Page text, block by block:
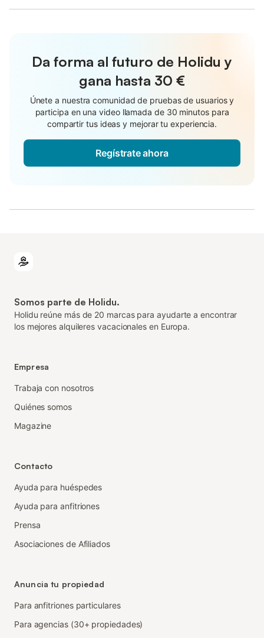
Da forma al futuro de Holidu y
gana hasta 30 €
Únete a nuestra comunidad de pruebas de usuarios y
participa en una video llamada de 30 minutos para
compartir tus ideas y mejorar tu experiencia.
Regístrate ahora
Somos parte de Holidu.
Holidu reúne más de 20 marcas para ayudarte a encontrar
los mejores alquileres vacacionales en Europa.
Empresa
Trabaja con nosotros
Quiénes somos
Magazine
Contacto
Ayuda para huéspedes
Ayuda para anfitriones
Prensa
Asociaciones de Afiliados
Anuncia tu propiedad
Para anfitriones particulares
Para agencias (30+ propiedades)